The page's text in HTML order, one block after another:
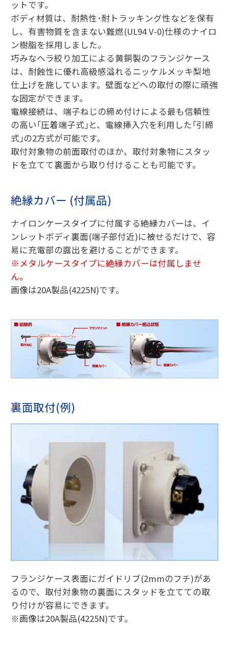
ットです。
ボディ材質は、耐熱性･耐トラッキング性などを保有
し、有害物質を含まない難燃(UL94 V-0)仕様のナイロ
ン樹脂を採用しました。
巧みなヘラ絞り加工による黄銅製のフランジケース
は、耐蝕性に優れ高級感溢れるニッケルメッキ梨地
仕上げを施しています。壁面などへの取付の際に頑強
な固定ができます。
電線接続は、端子ねじの締め付けによる最も信頼性
の高い｢圧着端子式｣と、電線挿入穴を利用した｢引締
式｣の2方式が可能です。
取付対象物の前面取付のほか、取付対象物にスタッ
ドを立てて裏面から取り付けることも可能です。
絶縁カバー (付属品)
ナイロンケースタイプに付属する絶縁カバーは、イ
ンレットボディ裏面(端子部付近)に被せるだけで、容
易に充電部の露出を避けることができます。
※メタルケースタイプに絶縁カバーは付属しませ
ん。
画像は20A製品(4225N)です。
裏面取付(例)
フランジケース表面にガイドリブ(2mmのフチ)があ
るので、取付対象物の裏面にスタッドを立てての取
り付けが容易にできます。
※画像は20A製品(4225N)です。